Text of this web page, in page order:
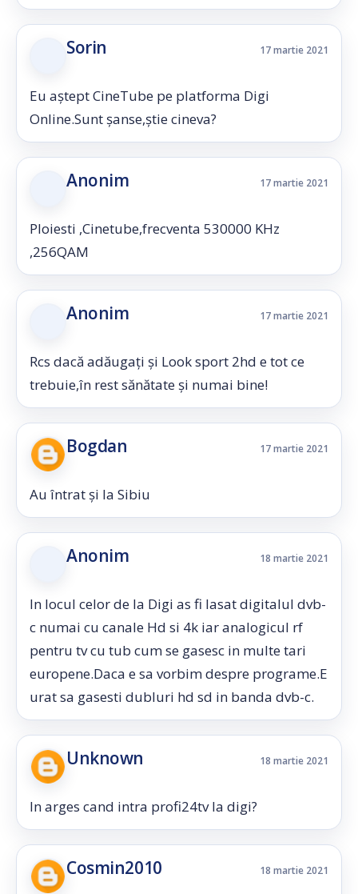
Sorin 17 martie 2021
Eu aștept CineTube pe platforma Digi
Online.Sunt șanse,știe cineva?
Anonim 17 martie 2021
Ploiesti ,Cinetube,frecventa 530000 KHz
,256QAM
Anonim 17 martie 2021
Rcs dacă adăugați și Look sport 2hd e tot ce
trebuie,în rest sănătate și numai bine!
Bogdan 17 martie 2021
Au întrat și la Sibiu
Anonim 18 martie 2021
In locul celor de la Digi as fi lasat digitalul dvb-
c numai cu canale Hd si 4k iar analogicul rf
pentru tv cu tub cum se gasesc in multe tari
europene.Daca e sa vorbim despre programe.E
urat sa gasesti dubluri hd sd in banda dvb-c.
Unknown 18 martie 2021
In arges cand intra profi24tv la digi?
Cosmin2010 18 martie 2021